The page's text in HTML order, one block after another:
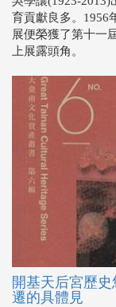
育貢獻良多。1956
展便榮獲了第十一
上展露頭角。
開基天后宮歷
遷的具體見